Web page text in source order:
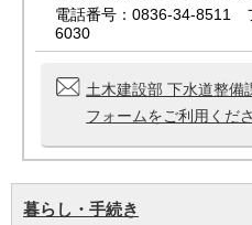
電話番号：0836-34-8511
6030
土木建設部 下水道整備
フォームをご利用くださ
暮らし・手続き